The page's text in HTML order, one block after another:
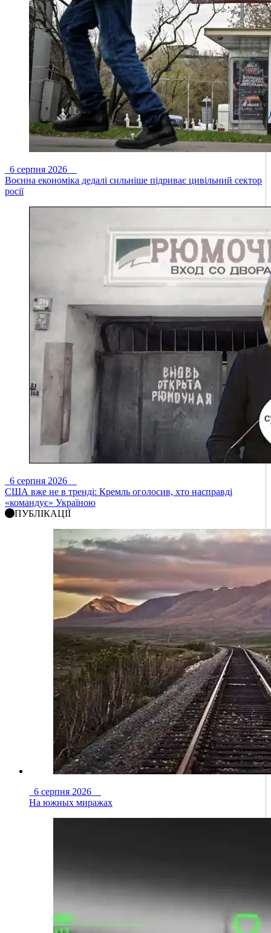
6 серпня 2026
Воєнна економіка дедалі сильніше підриває цивільний сектор
росії
6 серпня 2026
США вже не в тренді: Кремль оголосив, хто насправді
«командує» Україною
ПУБЛІКАЦІЇ
6 серпня 2026
На южных миражах